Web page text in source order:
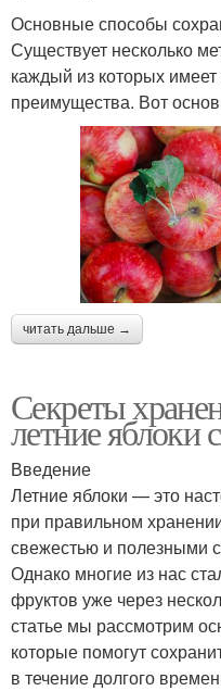
Основные способы
Существует несколько
каждый из которых
преимущества. Вот
читать дальше →
Секреты
летние
Введение
Летние яблоки — это
при правильном
свежестью и полезными
Однако многие из нас
фруктов уже через
статье мы рассмотрим
которые помогут
в течение долгого